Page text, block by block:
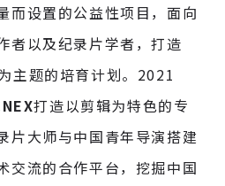
而设置的公益性项目，面向
者以及纪录片学者，打造
主题的培育计划。2021
打造以剪辑为特色的专
片大师与中国青年导演搭建
交流的合作平台，挖掘中国